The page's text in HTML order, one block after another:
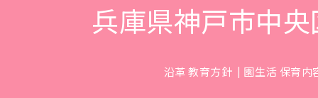
兵庫県神戸市中
沿革 教育方針 園生活 保育内